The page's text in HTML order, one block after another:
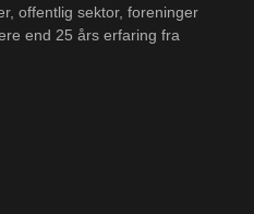
offentlig sektor, foreninger
end 25 års erfaring fra